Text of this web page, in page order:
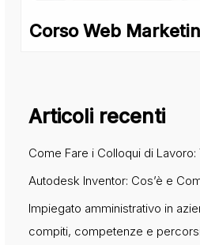
Corso Web
Articoli recenti
Come Fare i Colloqui di
Autodesk Inventor: Cos’è e
Impiegato amministrativo in
compiti, competenze e